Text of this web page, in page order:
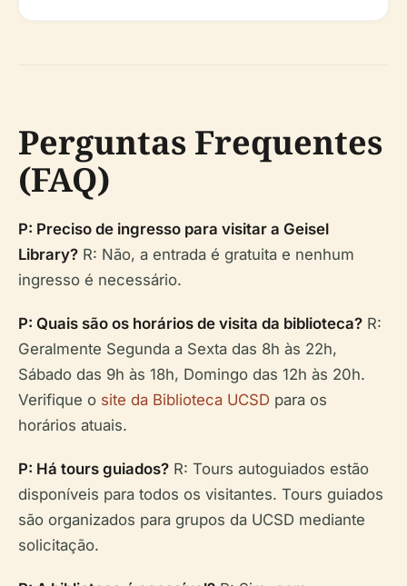
Perguntas Frequentes
(FAQ)
P: Preciso de ingresso para visitar a Geisel
Library? R: Não, a entrada é gratuita e nenhum
ingresso é necessário.
P: Quais são os horários de visita da biblioteca? R:
Geralmente Segunda a Sexta das 8h às 22h,
Sábado das 9h às 18h, Domingo das 12h às 20h.
Verifique o site da Biblioteca UCSD para os
horários atuais.
P: Há tours guiados? R: Tours autoguiados estão
disponíveis para todos os visitantes. Tours guiados
são organizados para grupos da UCSD mediante
solicitação.